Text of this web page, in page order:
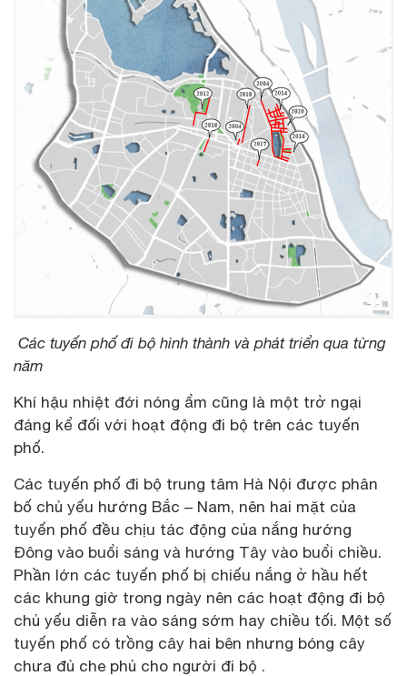
Các tuyến phố đi bộ hình thành và phát triển qua từng
năm
Khí hậu nhiệt đới nóng ẩm cũng là một trở ngại
đáng kể đối với hoạt động đi bộ trên các tuyến
phố.
Các tuyến phố đi bộ trung tâm Hà Nội được phân
bố chủ yếu hướng Bắc – Nam, nên hai mặt của
tuyến phố đều chịu tác động của nắng hướng
Đông vào buổi sáng và hướng Tây vào buổi chiều.
Phần lớn các tuyến phố bị chiếu nắng ở hầu hết
các khung giờ trong ngày nên các hoạt động đi bộ
chủ yếu diễn ra vào sáng sớm hay chiều tối. Một số
tuyến phố có trồng cây hai bên nhưng bóng cây
chưa đủ che phủ cho người đi bộ .